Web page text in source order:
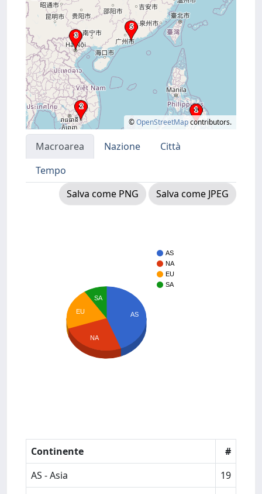
©OpenStreetMapcontributors.
Macroarea Nazione
Città
Tempo
Salva come PNG
Salva come JPEG
AS
NA
EU
SA
AS
SA
EU
NA
Continente
#
AS - Asia
19